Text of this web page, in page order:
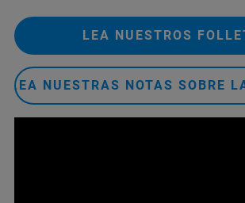
LEA NUESTROS
LEA NUESTRAS NOTAS SOBRE